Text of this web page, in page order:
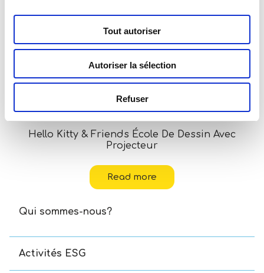
Tout autoriser
Autoriser la sélection
Refuser
Hello Kitty & Friends École De Dessin Avec
Projecteur
Read more
Qui sommes-nous?
Activités ESG